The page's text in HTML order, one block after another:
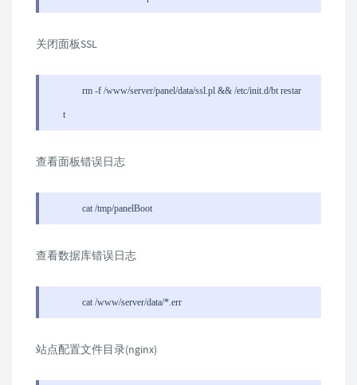
关闭面板SSL
rm -f /www/server/panel/data/ssl.pl && /etc/init.d/bt restar
t
查看面板错误日志
cat /tmp/panelBoot
查看数据库错误日志
cat /www/server/data/*.err
站点配置文件目录(nginx)